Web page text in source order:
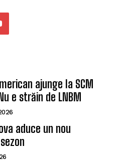
ajunge la SCM
e străin de LNBM
aduce un nou